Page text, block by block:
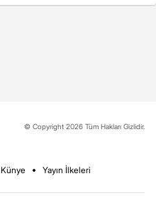
© Copyright 2026 Tüm Hakları Gizlidir.
Künye Yayın İlkeleri